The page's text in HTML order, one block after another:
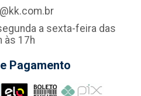
a sexta-feira das
às 17h
Pagamento